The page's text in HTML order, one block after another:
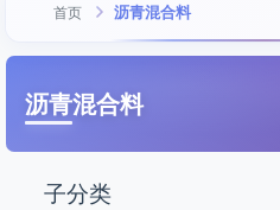
首页 沥青混合料
沥青混合料
子分类